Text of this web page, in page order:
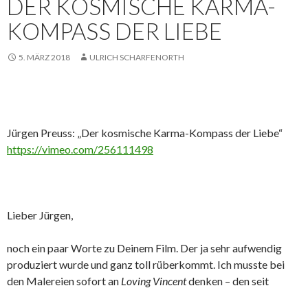
DER KOSMISCHE KARMA-
KOMPASS DER LIEBE
5. MÄRZ 2018 ULRICH SCHARFENORTH
Jürgen Preuss: „Der kosmische Karma-Kompass der Liebe“
https://vimeo.com/256111498
Lieber Jürgen,
noch ein paar Worte zu Deinem Film. Der ja sehr aufwendig
produziert wurde und ganz toll rüberkommt. Ich musste bei
den Malereien sofort an Loving Vincentdenken – den seit